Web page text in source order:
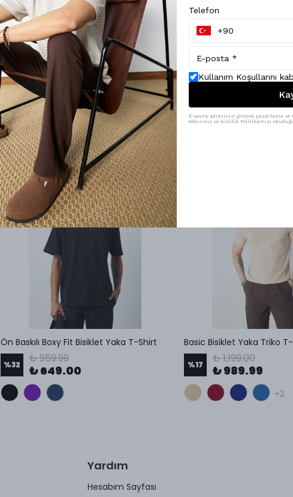
Ön Baskılı Boxy Fit Bisiklet Yaka T-Shirt
%32 ₺ 959.99
₺ 649.00
Basic Bisiklet Yaka Triko
%17 ₺ 1,199.00
₺ 989.99
+2
Yardım
Hesabım Sayfası
Telefon
Kullanım Koşullarını
E-posta adresinizi girerek pazarlama
edersiniz ve Gizlilik Politikamızı